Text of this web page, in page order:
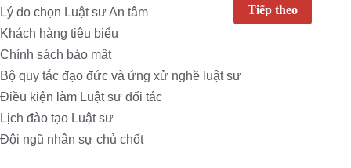
Lý do chọn Luật sư An tâm
Khách hàng tiêu biểu
Chính sách bảo mật
Bộ quy tắc đạo đức và ứng xử nghề luật sư
Điều kiện làm Luật sư đối tác
Lịch đào tạo Luật sư
Đội ngũ nhân sự chủ chốt